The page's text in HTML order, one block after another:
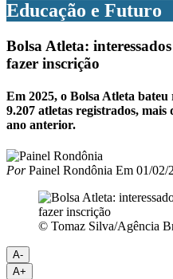
Educação e Futuro
Bolsa Atleta:
fazer inscrição
Em 2025, o Bolsa Atleta
9.207 atletas registrados, mais
ano anterior.
PorPainel Rondônia Em 01/02/
© Tomaz Silva/Agência
A-
A+